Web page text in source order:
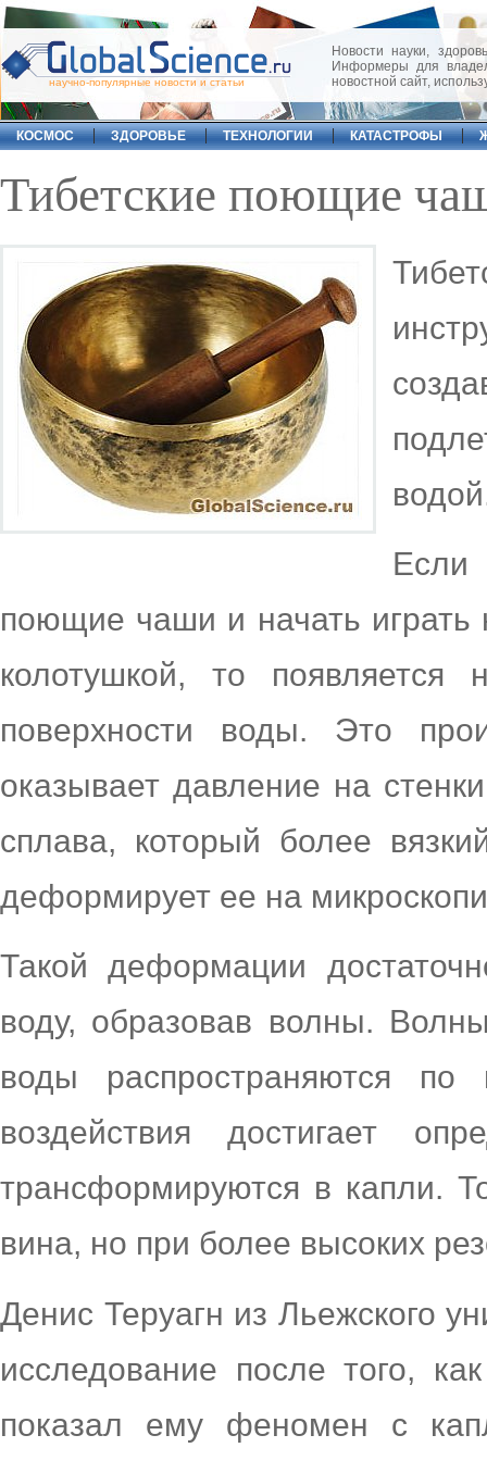
научно-популярные новости и статьи
Новости науки,
Информеры для
новостной сайт,
КОСМОС ЗДОРОВЬЕ ТЕХНОЛОГИИ КАТАСТРОФЫ
Тибетские поющие
поющие чаши и начать играть
колотушкой, то
поверхности воды. Это
оказывает давление на
сплава, который более
деформирует ее на
Такой деформации
воду, образовав волны.
воды распространяются
воздействия достигает
трансформируются в капли.
вина, но при более высоких
Денис Теруагн из Льежского
исследование после того,
показал ему феномен с